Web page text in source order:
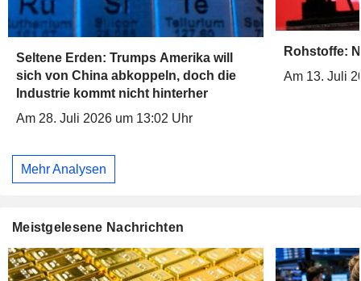
Seltene Erden: Trumps Amerika will
sich von China abkoppeln, doch die
Industrie kommt nicht hinterher
Am 28. Juli 2026 um 13:02 Uhr
Rohstoffe:
Am 13. Juli
Mehr Analysen
Meistgelesene Nachrichten